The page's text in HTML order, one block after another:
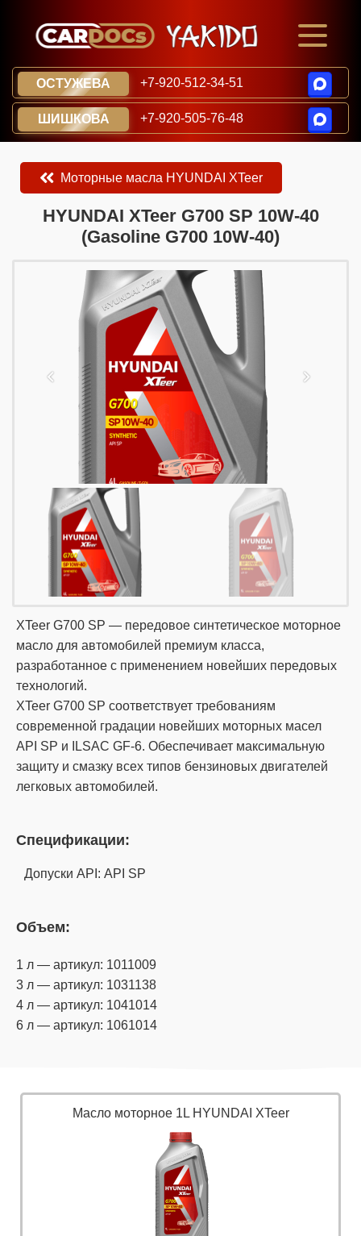
ОСТУЖЕВА +7-920-512-34-51
ШИШКОВА +7-920-505-76-48
Моторные масла HYUNDAI XTeer
​​​​HYUNDAI XTeer G700 SP 10W-40
(Gasoline G700 10W-40)
XTeer G700 SP — передовое синтетическое моторное
масло для автомобилей премиум класса,
разработанное с применением новейших передовых
технологий.
XTeer G700 SP соответствует требованиям
современной градации новейших моторных масел
API SP и ILSAC GF-6. Обеспечивает максимальную
защиту и смазку всех типов бензиновых двигателей
легковых автомобилей.
Спецификации:
Допуски API: API SP
Объем:
1 л — артикул: 1011009
3 л — артикул: 1031138
4 л — артикул: 1041014
6 л — артикул: 1061014
Масло моторное 1L HYUNDAI XTeer